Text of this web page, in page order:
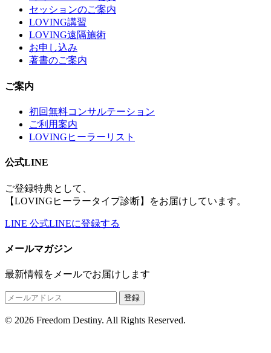
セッションのご案内
LOVING講習
LOVING遠隔施術
お申し込み
著書のご案内
ご案内
初回無料コンサルテーション
ご利用案内
LOVINGヒーラーリスト
公式LINE
ご登録特典として、
【LOVINGヒーラータイプ診断】をお届けしています。
LINE 公式LINEに登録する
メールマガジン
最新情報をメールでお届けします
登録
© 2026 Freedom Destiny. All Rights Reserved.